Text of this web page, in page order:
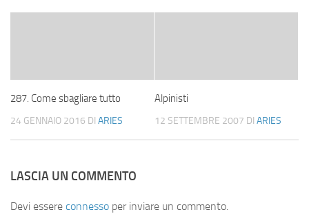
287. Come sbagliare tutto
24 GENNAIO 2016 DI ARIES
Alpinisti
12 SETTEMBRE 2007 DI ARIES
LASCIA UN COMMENTO
Devi essere connesso per inviare un commento.